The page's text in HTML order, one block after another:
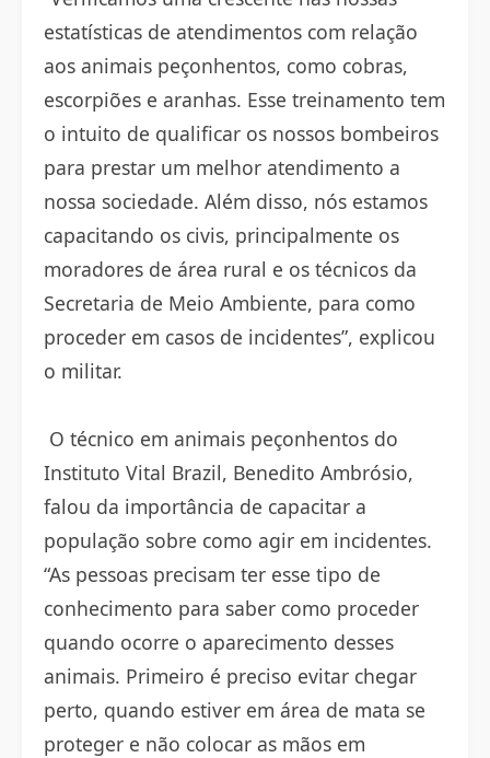
estatísticas de atendimentos com relação
aos animais peçonhentos, como cobras,
escorpiões e aranhas. Esse treinamento tem
o intuito de qualificar os nossos bombeiros
para prestar um melhor atendimento a
nossa sociedade. Além disso, nós estamos
capacitando os civis, principalmente os
moradores de área rural e os técnicos da
Secretaria de Meio Ambiente, para como
proceder em casos de incidentes”, explicou
o militar.
O técnico em animais peçonhentos do
Instituto Vital Brazil, Benedito Ambrósio,
falou da importância de capacitar a
população sobre como agir em incidentes.
“As pessoas precisam ter esse tipo de
conhecimento para saber como proceder
quando ocorre o aparecimento desses
animais. Primeiro é preciso evitar chegar
perto, quando estiver em área de mata se
proteger e não colocar as mãos em